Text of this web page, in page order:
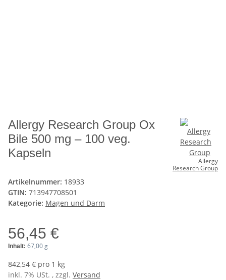
Allergy
Research Group
Allergy Research Group Ox
Bile 500 mg – 100 veg.
Kapseln
Artikelnummer: 18933
GTIN: 713947708501
Kategorie: Magen und Darm
56,45 €
Inhalt: 67,00 g
842,54 € pro 1 kg
inkl. 7% USt. , zzgl. Versand